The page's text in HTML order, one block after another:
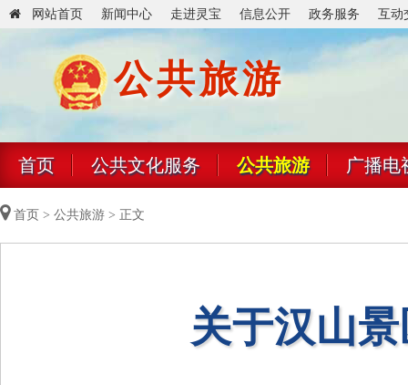
网站首页 新闻中心 走进灵宝 信息公开 政务服务 互动
公共旅游
首页 公共文化服务 公共旅游 广播电
首页 > 公共旅游 > 正文
关于汉山